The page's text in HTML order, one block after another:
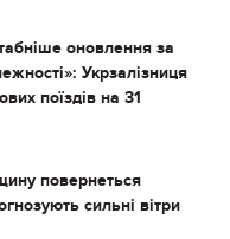
оновлення за
Укрзалізниця
поїздів на 31
повернеться
сильні вітри